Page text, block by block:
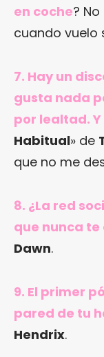
en coche?
cuando vuelo
7. Hay un
gusta nada
por lealtad.
Habitual» de
que no me
8. ¿La red
que nunca
Dawn.
9. El primer
pared de tu
Hendrix.